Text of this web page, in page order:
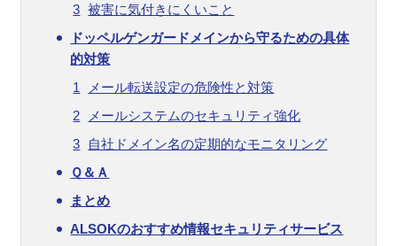
被害に気付きにくいこと
ドッペルゲンガードメインから守るための具体
的対策
メール転送設定の危険性と対策
メールシステムのセキュリティ強化
自社ドメイン名の定期的なモニタリング
Ｑ＆Ａ
まとめ
ALSOKのおすすめ情報セキュリティサービス